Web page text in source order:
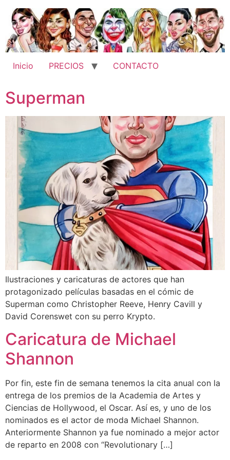
contenido
Inicio PRECIOS CONTACTO
Superman
Ilustraciones y caricaturas de actores que han
protagonizado películas basadas en el cómic de
Superman como Christopher Reeve, Henry Cavill y
David Corenswet con su perro Krypto.
Caricatura de Michael
Shannon
Por fin, este fin de semana tenemos la cita anual con la
entrega de los premios de la Academia de Artes y
Ciencias de Hollywood, el Oscar. Así es, y uno de los
nominados es el actor de moda Michael Shannon.
Anteriormente Shannon ya fue nominado a mejor actor
de reparto en 2008 con “Revolutionary […]